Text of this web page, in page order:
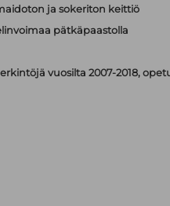
ja sokeriton keittiö
pätkäpaastolla
vuosilta 2007-2018,